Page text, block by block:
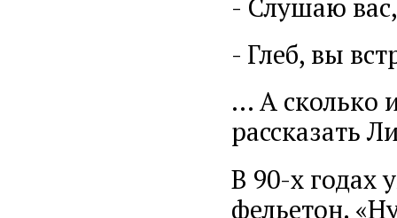
- Слушаю
- Глеб, вы
… А сколько
рассказать
В 90-х годах
фельетон.